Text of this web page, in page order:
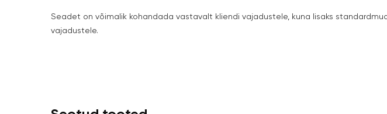
Seadet on võimalik kohandada vastavalt kliendi vajadustele, kuna lisaks
vajadustele.